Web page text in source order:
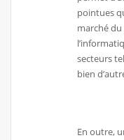
pointues
marché
secteurs
bien
En outre,